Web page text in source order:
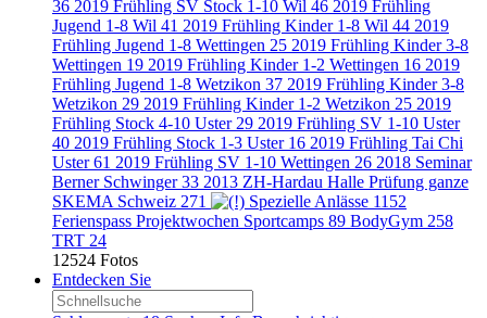
36 2019 Frühling SV Stock 1-10 Wil 46 2019 Frühling
Jugend 1-8 Wil 41 2019 Frühling Kinder 1-8 Wil 44 2019
Frühling Jugend 1-8 Wettingen 25 2019 Frühling Kinder 3-8
Wettingen 19 2019 Frühling Kinder 1-2 Wettingen 16 2019
Frühling Jugend 1-8 Wetzikon 37 2019 Frühling Kinder 3-8
Wetzikon 29 2019 Frühling Kinder 1-2 Wetzikon 25 2019
Frühling Stock 4-10 Uster 29 2019 Frühling SV 1-10 Uster
40 2019 Frühling Stock 1-3 Uster 16 2019 Frühling Tai Chi
Uster61 2019 Frühling SV 1-10 Wettingen 26 2018 Seminar
Berner Schwinger33 2013 ZH-Hardau Halle Prüfung ganze
SKEMA Schweiz 271 Spezielle Anlässe 1152
Ferienspass Projektwochen Sportcamps 89 BodyGym 258
TRT 24
12524 Fotos
Entdecken Sie